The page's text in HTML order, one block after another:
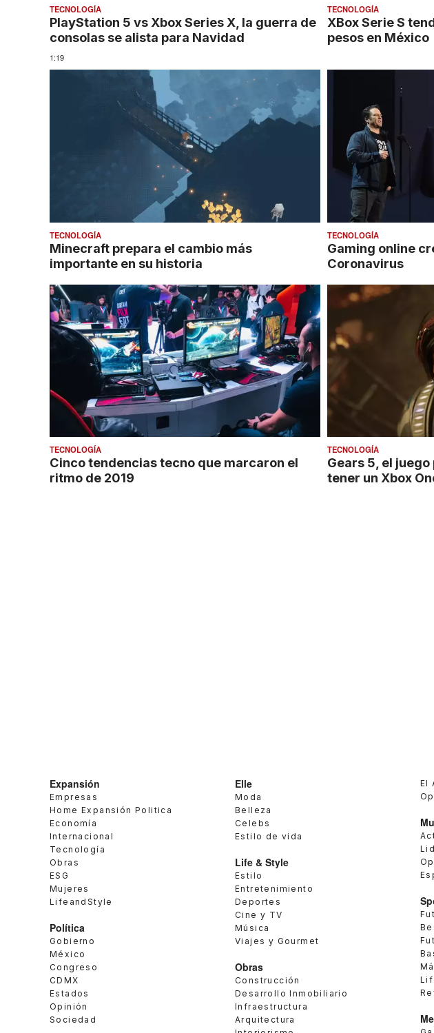
TECNOLOGÍA
PlayStation 5 vs Xbox Series X, la guerra de
consolas se alista para Navidad
1:19
TECNOLOGÍA
XBox Serie S
pesos en México
TECNOLOGÍA
Minecraft prepara el cambio más
importante en su historia
TECNOLOGÍA
Gaming online
Coronavirus
TECNOLOGÍA
Cinco tendencias tecno que marcaron el
ritmo de 2019
TECNOLOGÍA
Gears 5, el
tener un Xbox
Expansión
Empresas
Home Expansión Politica
Economía
Internacional
Tecnología
Obras
ESG
Mujeres
LifeandStyle
Política
Gobierno
México
Congreso
CDMX
Estados
Opinión
Sociedad
Elle
Moda
Belleza
Celebs
Estilo de vida
Life & Style
Estilo
Entretenimiento
Deportes
Cine y TV
Música
Viajes y Gourmet
Obras
Construcción
Desarrollo Inmobiliario
Infraestructura
Arquitectura
El